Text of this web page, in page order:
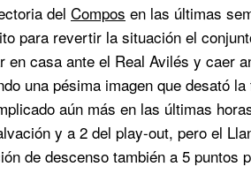
del Compos en las últimas
para revertir la situación el
en casa ante el Real Avilés y caer
una pésima imagen que desató
aún más en las últimas
y a 2 del play-out, pero el
de descenso también a 5 puntos